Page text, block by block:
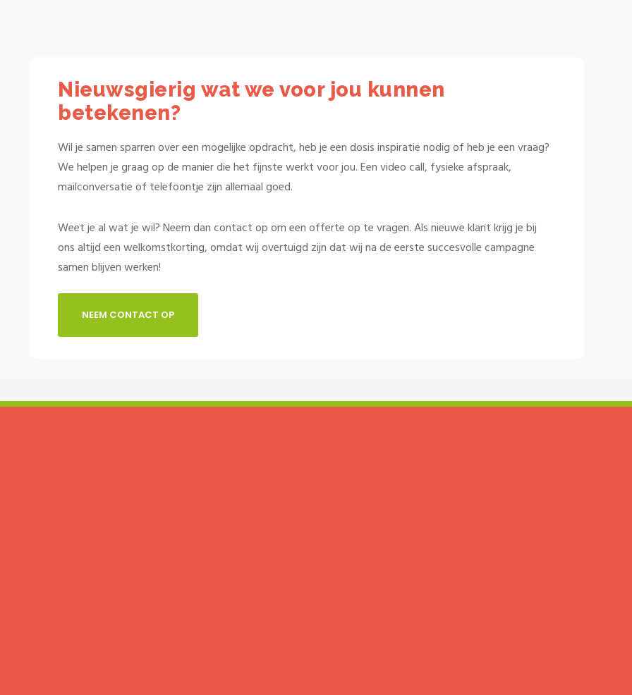
Nieuwsgierig wat we voor jou kunnen
betekenen?
Wil je samen sparren over een mogelijke opdracht, heb je een dosis inspiratie nodig of heb je een vraag?
We helpen je graag op de manier die het fijnste werkt voor jou. Een video call, fysieke afspraak,
mailconversatie of telefoontje zijn allemaal goed.
Weet je al wat je wil? Neem dan contact op om een offerte op te vragen. Als nieuwe klant krijg je bij
ons altijd een welkomstkorting, omdat wij overtuigd zijn dat wij na de eerste succesvolle campagne
samen blijven werken!
NEEM CONTACT OP